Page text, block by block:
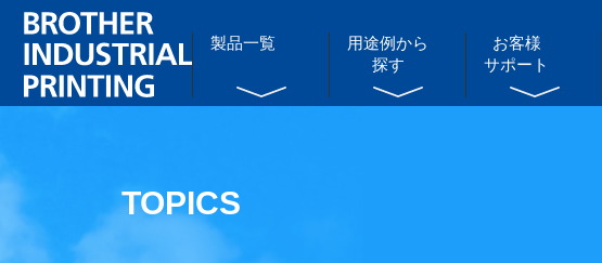
製品一覧
用途例から
探す
お客様
サポート
TOPICS